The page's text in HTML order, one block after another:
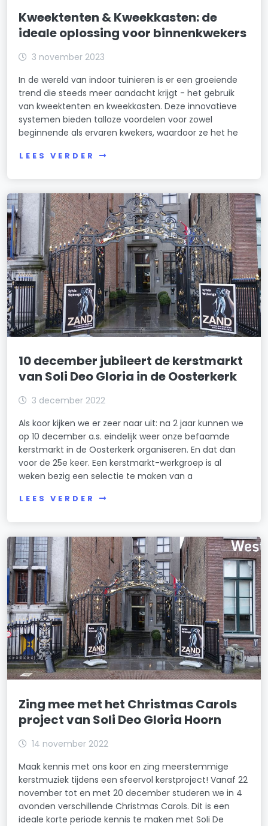
Kweektenten & Kweekkasten: de
ideale oplossing voor binnenkwekers
3 november 2023
In de wereld van indoor tuinieren is er een groeiende
trend die steeds meer aandacht krijgt - het gebruik
van kweektenten en kweekkasten. Deze innovatieve
systemen bieden talloze voordelen voor zowel
beginnende als ervaren kwekers, waardoor ze het he
LEES VERDER
10 december jubileert de kerstmarkt
van Soli Deo Gloria in de Oosterkerk
3 december 2022
Als koor kijken we er zeer naar uit: na 2 jaar kunnen we
op 10 december a.s. eindelijk weer onze befaamde
kerstmarkt in de Oosterkerk organiseren. En dat dan
voor de 25e keer. Een kerstmarkt-werkgroep is al
weken bezig een selectie te maken van a
LEES VERDER
Zing mee met het Christmas Carols
project van Soli Deo Gloria Hoorn
14 november 2022
Maak kennis met ons koor en zing meerstemmige
kerstmuziek tijdens een sfeervol kerstproject! Vanaf 22
november tot en met 20 december studeren we in 4
avonden verschillende Christmas Carols. Dit is een
ideale korte periode kennis te maken met Soli De